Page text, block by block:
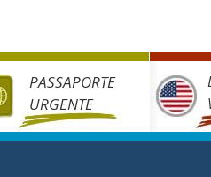
PASSAPORTE
URGENTE